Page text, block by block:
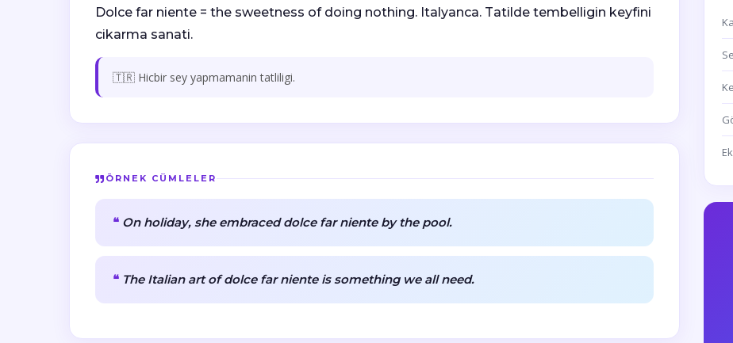
Dolce far niente = the sweetness of doing nothing. Italyanca. Tatilde tembelligin keyfini
cikarma sanati.
🇹🇷 Hicbir sey yapmamanin tatliligi.
ÖRNEK CÜMLELER
On holiday, she embraced dolce far niente by the pool.
The Italian art of dolce far niente is something we all need.